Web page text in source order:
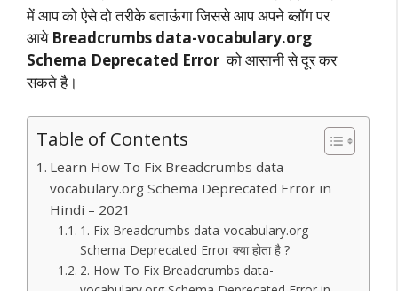
A
p
p
o
o
k
st dI
n
r a
m
e
sl
at
e
में आप को ऐसे दो तरीके बताऊंगा जिससे आप अपने ब्लॉग पर
आये Breadcrumbs data-vocabulary.org
Schema Deprecated Error को आसानी से दूर कर
सकते है।
Table of Contents
Learn How To Fix Breadcrumbs data-
vocabulary.org Schema Deprecated Error in
Hindi – 2021
1. Fix Breadcrumbs data-vocabulary.org
Schema Deprecated Error क्या होता है ?
2. How To Fix Breadcrumbs data-